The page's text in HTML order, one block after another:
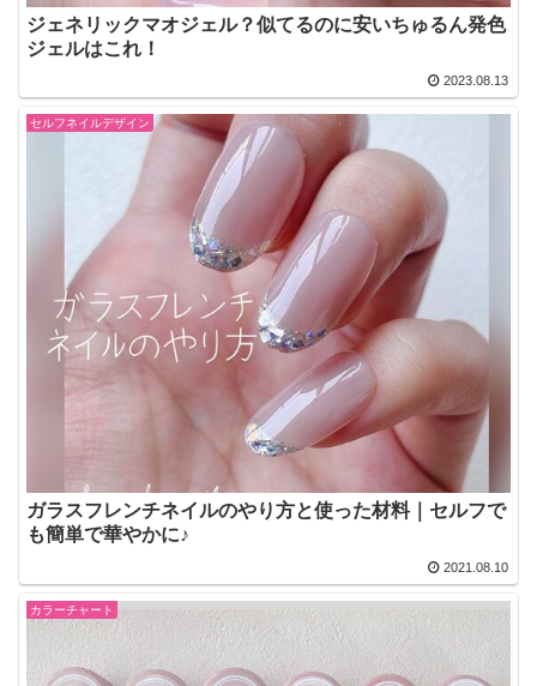
ジェネリックマオジェル？似てるのに安いちゅるん発色
ジェルはこれ！
2023.08.13
セルフネイルデザイン
ガラスフレンチネイルのやり方と使った材料｜セルフで
も簡単で華やかに♪
2021.08.10
カラーチャート